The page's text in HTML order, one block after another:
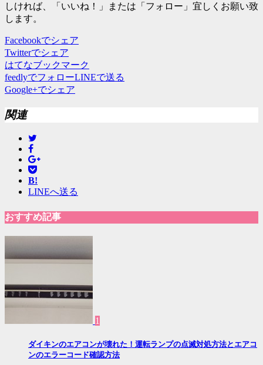
しければ、「いいね！」または「フォロー」宜しくお願い致
します。
Facebookでシェア
Twitterでシェア
はてなブックマーク
feedlyでフォローLINEで送る
Google+でシェア
関連
B!
LINEへ送る
おすすめ記事
1
ダイキンのエアコンが壊れた！運転ランプの点滅対処方法とエアコ
ンのエラーコード確認方法